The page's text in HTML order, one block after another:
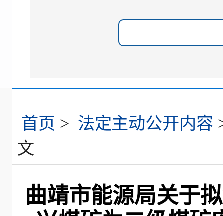
首页 > 法定主动公开内容
文
曲靖市能源局关于